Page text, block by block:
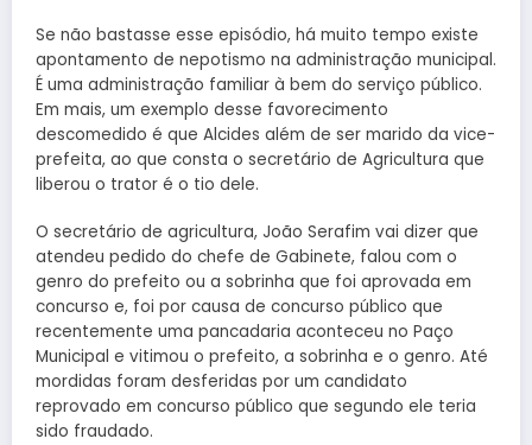
Se não bastasse esse episódio, há muito tempo existe
apontamento de nepotismo na administração municipal.
É uma administração familiar à bem do serviço público.
Em mais, um exemplo desse favorecimento
descomedido é que Alcides além de ser marido da vice-
prefeita, ao que consta o secretário de Agricultura que
liberou o trator é o tio dele.
O secretário de agricultura, João Serafim vai dizer que
atendeu pedido do chefe de Gabinete, falou com o
genro do prefeito ou a sobrinha que foi aprovada em
concurso e, foi por causa de concurso público que
recentemente uma pancadaria aconteceu no Paço
Municipal e vitimou o prefeito, a sobrinha e o genro. Até
mordidas foram desferidas por um candidato
reprovado em concurso público que segundo ele teria
sido fraudado.